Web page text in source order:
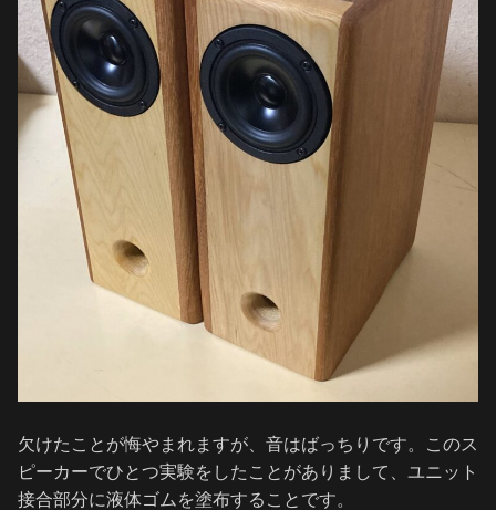
欠けたことが悔やまれますが、音はばっちりです。このス
ピーカーでひとつ実験をしたことがありまして、ユニット
接合部分に液体ゴムを塗布することです。